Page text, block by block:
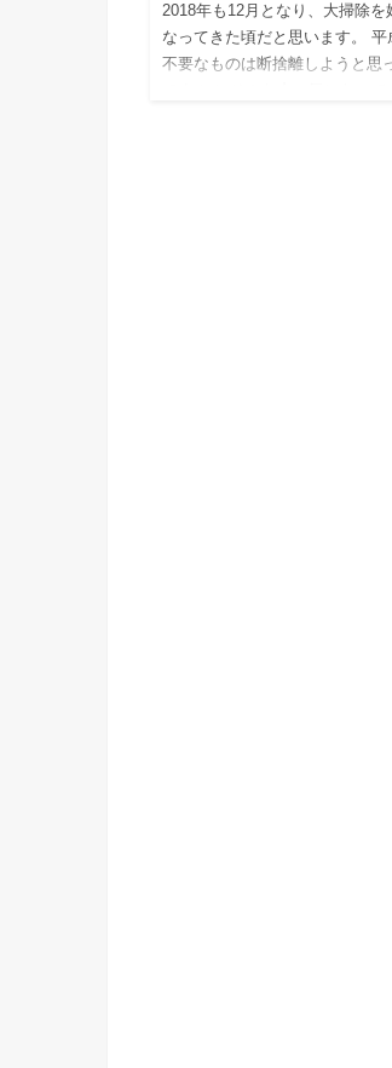
2018年も12月となり、大掃除を
なってきた頃だと思います。
不要なものは断捨離しようと思